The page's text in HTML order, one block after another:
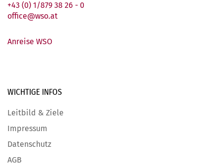
+43 (0) 1/879 38 26 - 0
office@wso.at
Anreise WSO
WICHTIGE INFOS
Leitbild & Ziele
Impressum
Datenschutz
AGB